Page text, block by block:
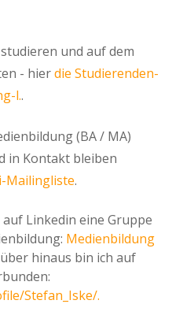
und auf dem
- hierdie Studierenden-
l..
(BA / MA)
in Kontakt bleiben
Mailingliste.
Linkedin eine Gruppe
Medienbildung
hinaus bin ich auf
Stefan_Iske/.